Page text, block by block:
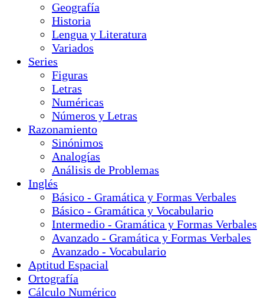
Geografía
Historia
Lengua y Literatura
Variados
Series
Figuras
Letras
Numéricas
Números y Letras
Razonamiento
Sinónimos
Analogías
Análisis de Problemas
Inglés
Básico - Gramática y Formas Verbales
Básico - Gramática y Vocabulario
Intermedio - Gramática y Formas Verbales
Avanzado - Gramática y Formas Verbales
Avanzado - Vocabulario
Aptitud Espacial
Ortografía
Cálculo Numérico